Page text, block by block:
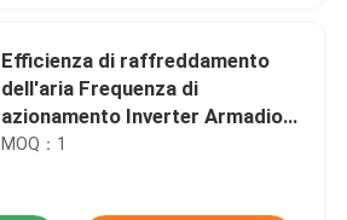
Efficienza di raffreddamento
dell'aria Frequenza di
azionamento Inverter Armadio
Con Modbus RTU Protocollo di
MOQ：1